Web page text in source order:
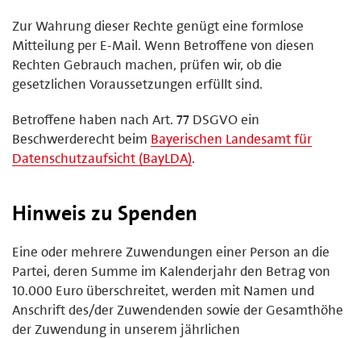
Zur Wahrung dieser Rechte genügt eine formlose
Mitteilung per E-Mail. Wenn Betroffene von diesen
Rechten Gebrauch machen, prüfen wir, ob die
gesetzlichen Voraussetzungen erfüllt sind.
Betroffene haben nach Art. 77 DSGVO ein
Beschwerderecht beim Bayerischen Landesamt für
Datenschutzaufsicht (BayLDA).
Hinweis zu Spenden
Eine oder mehrere Zuwendungen einer Person an die
Partei, deren Summe im Kalenderjahr den Betrag von
10.000 Euro überschreitet, werden mit Namen und
Anschrift des/der Zuwendenden sowie der Gesamthöhe
der Zuwendung in unserem jährlichen